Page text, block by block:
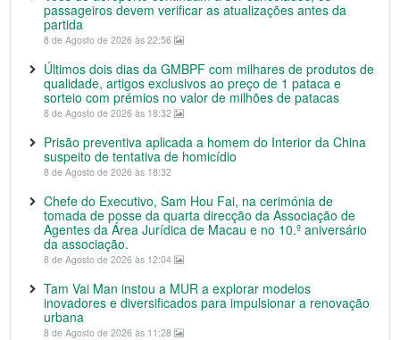
passageiros devem verificar as atualizações antes da
partida
8 de Agosto de 2026 às 22:56
Últimos dois dias da GMBPF com milhares de produtos de
qualidade, artigos exclusivos ao preço de 1 pataca e
sorteio com prémios no valor de milhões de patacas
8 de Agosto de 2026 às 18:32
Prisão preventiva aplicada a homem do Interior da China
suspeito de tentativa de homicídio
8 de Agosto de 2026 às 18:32
Chefe do Executivo, Sam Hou Fai, na cerimónia de
tomada de posse da quarta direcção da Associação de
Agentes da Área Jurídica de Macau e no 10.º aniversário
da associação.
8 de Agosto de 2026 às 12:04
Tam Vai Man instou a MUR a explorar modelos
inovadores e diversificados para impulsionar a renovação
urbana
8 de Agosto de 2026 às 11:28